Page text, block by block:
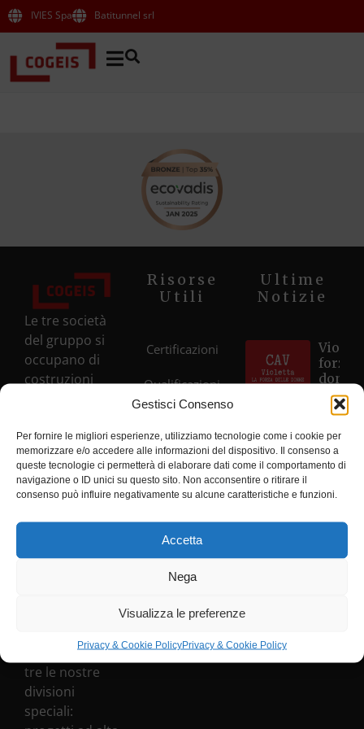
Gestisci Consenso
Per fornire le migliori esperienze, utilizziamo tecnologie come i cookie per
memorizzare e/o accedere alle informazioni del dispositivo. Il consenso a
queste tecnologie ci permetterà di elaborare dati come il comportamento di
navigazione o ID unici su questo sito. Non acconsentire o ritirare il
consenso può influire negativamente su alcune caratteristiche e funzioni.
Accetta
Nega
Visualizza le preferenze
Privacy & Cookie PolicyPrivacy & Cookie Policy
IVIES Spa Batitunnel srl
Le tre società
del gruppo si
occupano di
costruzioni
del settore
edile, ma da
sempre ci
impegniamo
e
Ad oggi sono
tre le nostre
divisioni
speciali:
Risorse
Utili
Certificazioni
Qualificazioni
SOA
Etica &
Conformità
Privacy
Policy
Ultime
Notizie
forza
donne
23°
della
Al via i
con la